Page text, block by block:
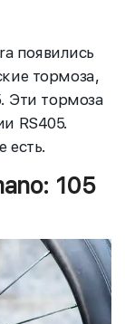
появились
тормоза,
Эти тормоза
RS405.
есть.
105